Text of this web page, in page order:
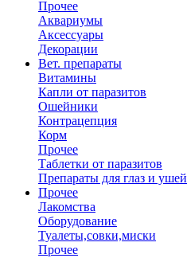
Прочее
Аквариумы
Аксессуары
Декорации
Вет. препараты
Витамины
Капли от паразитов
Ошейники
Контрацепция
Корм
Прочее
Таблетки от паразитов
Препараты для глаз и ушей
Прочее
Лакомства
Оборудование
Туалеты,совки,миски
Прочее